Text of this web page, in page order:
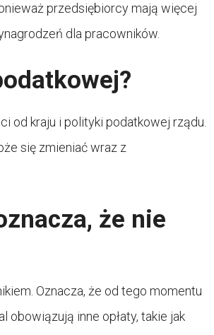
przedsiębiorcy mają więcej
dla pracowników.
od kraju i polityki podatkowej rządu.
się zmieniać wraz z
że nie
Oznacza, że od tego momentu
inne opłaty, takie jak